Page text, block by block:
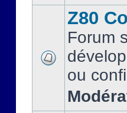
Z80
Forum
ou